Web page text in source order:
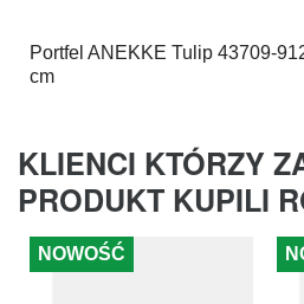
Portfel ANEKKE Tulip 43709-
cm
KLIENCI KTÓRZY
PRODUKT KUPILI
NOWOŚĆ